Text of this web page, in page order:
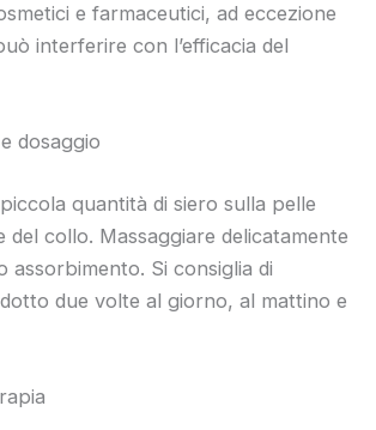
e farmaceutici, ad eccezione
interferire con l’efficacia del
dosaggio
quantità di siero sulla pelle
del collo. Massaggiare delicatamente
assorbimento. Si consiglia di
due volte al giorno, al mattino e